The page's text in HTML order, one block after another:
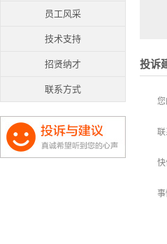
员工风采
技术支持
招贤纳才
联系方式
投诉
您
联
快
事